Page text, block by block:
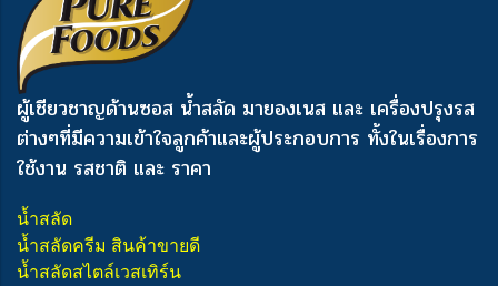
ผู้เชียวชาญด้านซอส น้ำสลัด มายองเนส และ เครื่องปรุงรส
ต่างๆที่มีความเข้าใจลูกค้าและผู้ประกอบการ ทั้งในเรื่องการ
ใช้งาน รสชาติ และ ราคา
น้ำสลัด
น้ำสลัดครีม สินค้าขายดี
น้ำสลัดสไตล์เวสเทิร์น